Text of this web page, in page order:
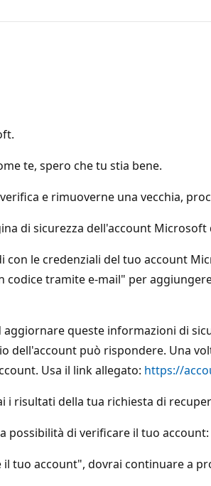
te, spero che tu stia bene.
e rimuoverne una vecchia,
di sicurezza dell'account
con le credenziali del tuo account
codice tramite e-mail" per
aggiornare queste informazioni di
dell'account può rispondere. Una
Usa il link allegato: https://
i risultati della tua richiesta di
possibilità di verificare il tuo account:
tuo account", dovrai continuare a